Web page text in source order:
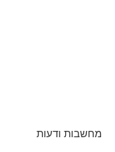
מחשבות ודעות